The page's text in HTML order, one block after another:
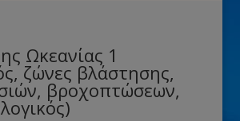
Ωκεανίας 1
ζώνες βλάστησης,
βροχοπτώσεων,